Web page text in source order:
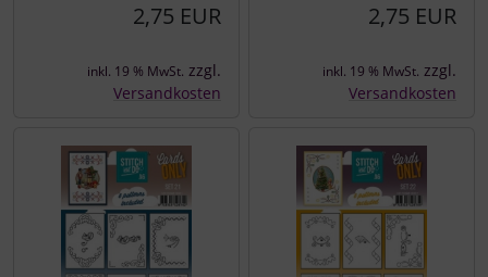
2,75 EUR
inkl. 19 % MwSt. zzgl.
Versandkosten
2,75 EUR
inkl. 19 % MwSt. zzgl.
Versandkosten